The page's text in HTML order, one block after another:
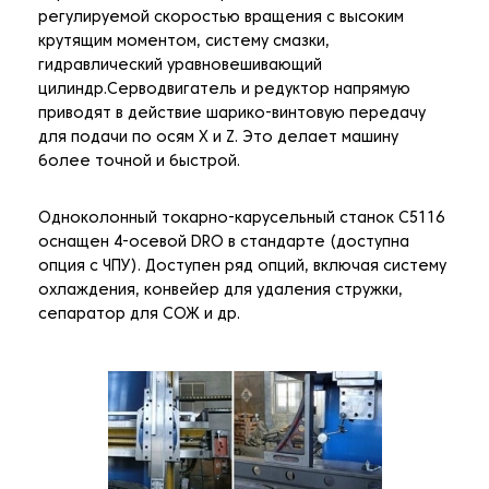
регулируемой скоростью вращения с высоким
крутящим моментом, систему смазки,
гидравлический уравновешивающий
цилиндр.Серводвигатель и редуктор напрямую
приводят в действие шарико-винтовую передачу
для подачи по осям X и Z. Это делает машину
более точной и быстрой.
Одноколонный токарно-карусельный станок C5116
оснащен 4-осевой DRO в стандарте (доступна
опция с ЧПУ). Доступен ряд опций, включая систему
охлаждения, конвейер для удаления стружки,
сепаратор для СОЖ и др.